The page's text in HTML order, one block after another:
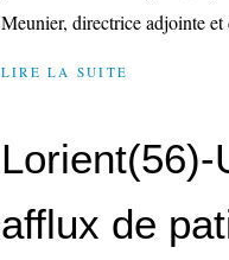
Meunier, directrice adjointe et
LIRE LA SUITE
Lorient(56)-
afflux de